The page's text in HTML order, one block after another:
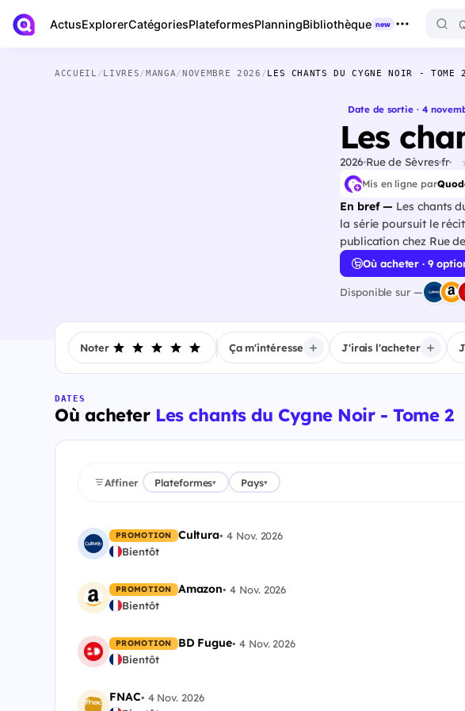
ActusExplorerCatégoriesPlateformesPlanningBibliothèque new
ACCUEIL /LIVRES/MANGA/NOVEMBRE 2026 /LES CHANTS DU CYGNE NOIR - TOME 2
Date de sortie · 4
Les
2026 Rue de Sèvresfr
Mis en ligne par
En bref — Les chants
la série poursuit le
publication chez Rue
Où acheter · 9
Disponible sur —
Noter Ça m'intéresse J'irais l'acheter
DATES
Où acheter Les chants du Cygne Noir - Tome 2
Affiner Plateformes▾ Pays▾
PROMOTION Cultura•4 Nov. 2026
Bientôt
PROMOTION Amazon•4 Nov. 2026
Bientôt
PROMOTION BD Fugue• 4 Nov. 2026
Bientôt
FNAC• 4 Nov. 2026